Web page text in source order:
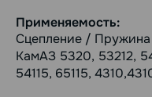
Применяемость:
Сцепление /
КамАЗ 5320, 53212,
54115, 65115,